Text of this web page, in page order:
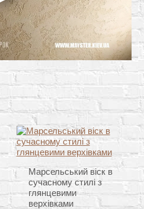
Марсельський віск в
сучасному стилі з
глянцевими
верхівками